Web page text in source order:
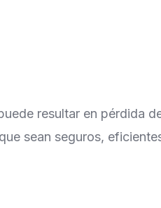
resultar en pérdida
sean seguros,